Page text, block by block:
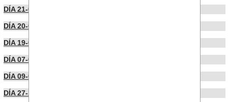
DÍA 21-02-2024
DÍA 20-02-2024
DÍA 19-02-2024
DÍA 07-02-2024
DÍA 09-01-2024
DÍA 27-12-2023